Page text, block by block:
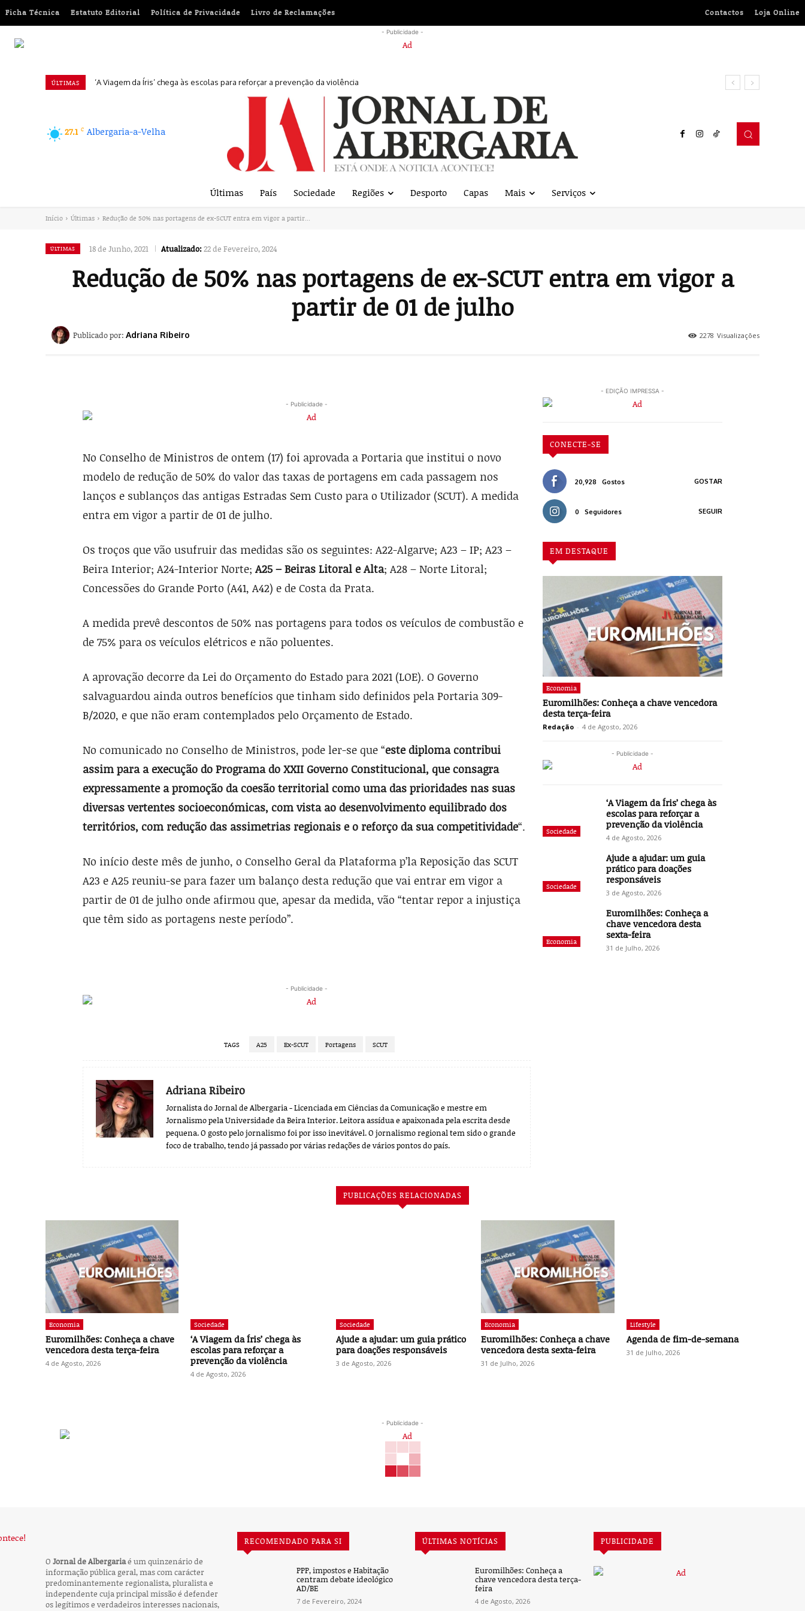
Contactos Loja Online
Ficha Técnica Estatuto Editorial Política de Privacidade Livro de Reclamações
- Publicidade -
ÚLTIMAS ‘A Viagem da Íris’ chega às escolas para reforçar a prevenção da violência
27.1 C Albergaria-a-Velha
Últimas País Sociedade Regiões Desporto Capas Mais Serviços
Início Últimas Redução de 50% nas portagens de ex-SCUT entra em vigor a partir...
ÚLTIMAS 18 de Junho, 2021 Atualizado:22 de Fevereiro, 2024
Redução de 50% nas portagens de ex-SCUT entra em vigor a
partir de 01 de julho
2278 Visualizações
Publicado por: Adriana Ribeiro
- Publicidade -
No Conselho de Ministros de ontem (17) foi aprovada a Portaria que institui o novo
modelo de redução de 50% do valor das taxas de portagens em cada passagem nos
lanços e sublanços das antigas Estradas Sem Custo para o Utilizador (SCUT). A medida
entra em vigor a partir de 01 de julho.
Os troços que vão usufruir das medidas são os seguintes: A22-Algarve; A23 – IP; A23 –
Beira Interior; A24-Interior Norte; A25 – Beiras Litoral e Alta; A28 – Norte Litoral;
Concessões do Grande Porto (A41, A42) e de Costa da Prata.
A medida prevê descontos de 50% nas portagens para todos os veículos de combustão e
de 75% para os veículos elétricos e não poluentes.
A aprovação decorre da Lei do Orçamento do Estado para 2021 (LOE). O Governo
salvaguardou ainda outros benefícios que tinham sido definidos pela Portaria 309-
B/2020, e que não eram contemplados pelo Orçamento de Estado.
No comunicado no Conselho de Ministros, pode ler-se que “este diploma contribui
assim para a execução do Programa do XXII Governo Constitucional, que consagra
expressamente a promoção da coesão territorial como uma das prioridades nas suas
diversas vertentes socioeconómicas, com vista ao desenvolvimento equilibrado dos
territórios, com redução das assimetrias regionais e o reforço da sua competitividade“.
No início deste mês de junho, o Conselho Geral da Plataforma p’la Reposição das SCUT
A23 e A25 reuniu-se para fazer um balanço desta redução que vai entrar em vigor a
partir de 01 de julho onde afirmou que, apesar da medida, vão “tentar repor a injustiça
que têm sido as portagens neste período”.
- Publicidade -
TAGS A25 Ex-SCUT Portagens SCUT
Adriana Ribeiro
Jornalista do Jornal de Albergaria - Licenciada em Ciências da Comunicação e mestre em
Jornalismo pela Universidade da Beira Interior. Leitora assídua e apaixonada pela escrita desde
pequena. O gosto pelo jornalismo foi por isso inevitável. O jornalismo regional tem sido o grande
foco de trabalho, tendo já passado por várias redações de vários pontos do país.
- EDIÇÃO IMPRESSA -
CONECTE-SE
20,928 Gostos GOSTAR
0 Seguidores SEGUIR
EM DESTAQUE
Economia
Euromilhões: Conheça a chave vencedora
desta terça-feira
Redação - 4 de Agosto, 2026
- Publicidade -
Sociedade
‘A Viagem da Íris’ chega às
escolas para reforçar a
prevenção da violência
4 de Agosto, 2026
Sociedade
Ajude a ajudar: um guia
prático para doações
responsáveis
3 de Agosto, 2026
Economia
Euromilhões: Conheça a
chave vencedora desta
sexta-feira
31 de Julho, 2026
PUBLICAÇÕES RELACIONADAS
Economia
Euromilhões: Conheça a chave
vencedora desta terça-feira
4 de Agosto, 2026
Sociedade
‘A Viagem da Íris’ chega às
escolas para reforçar a
prevenção da violência
4 de Agosto, 2026
Sociedade
Ajude a ajudar: um guia prático
para doações responsáveis
3 de Agosto, 2026
Economia
Euromilhões: Conheça a chave
vencedora desta sexta-feira
31 de Julho, 2026
Lifestyle
Agenda de fim-de-semana
31 de Julho, 2026
- Publicidade -
O Jornal de Albergariaé um quinzenário de
informação pública geral, mas com carácter
predominantemente regionalista, pluralista e
independente cuja principal missão é defender
os legítimos e verdadeiros interesses nacionais,
RECOMENDADO PARA SI
PPP, impostos e Habitação
centram debate ideológico
AD/BE
7 de Fevereiro, 2024
ÚLTIMAS NOTÍCIAS
Euromilhões: Conheça a
chave vencedora desta terça-
feira
4 de Agosto, 2026
PUBLICIDADE